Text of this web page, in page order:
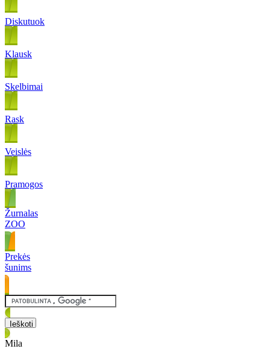
Diskutuok
Klausk
Skelbimai
Rask
Veislės
Pramogos
Žurnalas
ZOO
Prekės
šunims
Mila